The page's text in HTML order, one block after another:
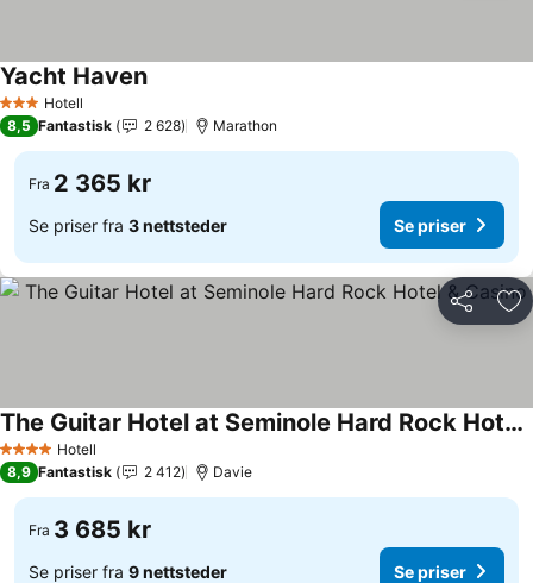
3 StjernerHotell
Yacht HavenSe priser
8,5 Fantastisk 2 628 Marathon
Fra 2 365 kr
Se priser fra 3 nettsteder Se priser
Del
4 StjernerHotell
The Guitar Hotel at Seminole Hard Rock Hotel & Casino
Se priser
8,9 Fantastisk 2 412 Davie
Fra 3 685 kr
Se priser fra 9 nettsteder Se priser